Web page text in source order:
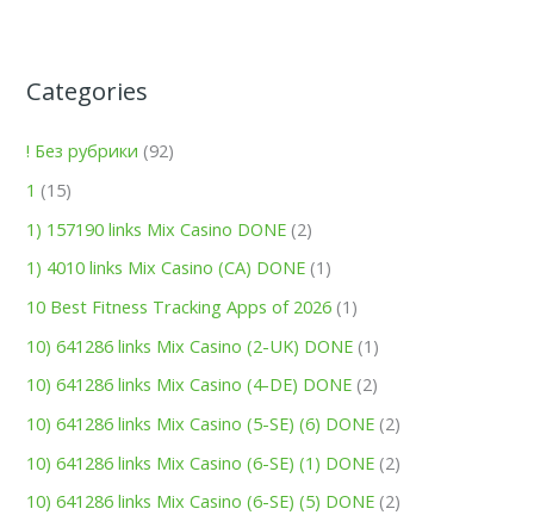
Categories
! Без рубрики (92)
1 (15)
1) 157190 links Mix Casino DONE (2)
1) 4010 links Mix Casino (CA) DONE (1)
10 Best Fitness Tracking Apps of 2026 (1)
10) 641286 links Mix Casino (2-UK) DONE (1)
10) 641286 links Mix Casino (4-DE) DONE (2)
10) 641286 links Mix Casino (5-SE) (6) DONE (2)
10) 641286 links Mix Casino (6-SE) (1) DONE (2)
10) 641286 links Mix Casino (6-SE) (5) DONE (2)